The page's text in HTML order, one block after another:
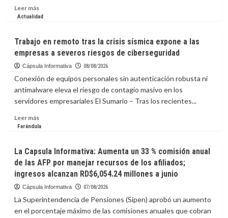
la
Leer másLeer
más
Anthony
y
Yandel
honrados
en
los
Juventud
Actualidad
Trabajo en remoto tras la crisis sísmica expone a las
empresas a severos riesgos de ciberseguridad
Cápsula Informativa 08/08/2026
Conexión de equipos personales sin autenticación robusta ni
antimalware eleva el riesgo de contagio masivo en los
servidores empresariales El Sumario – Tras los recientes...
Leer másLeer
más
en
remoto
tras
la
sísmica
expone
Farándula
La Capsula Informativa: Aumenta un 33 % comisión anual
de las AFP por manejar recursos de los afiliados;
ingresos alcanzan RD$6,054.24 millones a junio
Cápsula Informativa 07/08/2026
La Superintendencia de Pensiones (Sipen) aprobó un aumento
en el porcentaje máximo de las comisiones anuales que cobran